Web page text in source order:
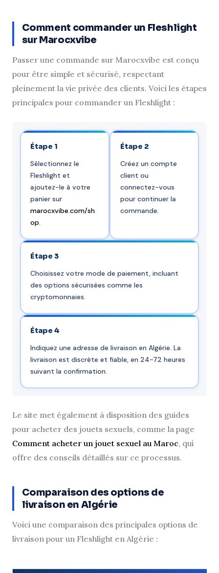
Comment commander un Fleshlight
sur Marocxvibe
Passer une commande sur Marocxvibe est conçu
pour être simple et sécurisé, respectant
pleinement la vie privée des clients. Voici les étapes
principales pour commander un Fleshlight :
Étape 1
Sélectionnez le
Fleshlight et
ajoutez-le à votre
panier sur
marocxvibe.com/sh
op.
Étape 2
Créez un compte
client ou
connectez-vous
pour continuer la
commande.
Étape 3
Choisissez votre mode de paiement, incluant
des options sécurisées comme les
cryptomonnaies.
Étape 4
Indiquez une adresse de livraison en Algérie. La
livraison est discrète et fiable, en 24-72 heures
suivant la confirmation.
Le site met également à disposition des guides
pour acheter des jouets sexuels, comme la page
Comment acheter un jouet sexuel au Maroc, qui
offre des conseils détaillés sur ce processus.
Comparaison des options de
livraison en Algérie
Voici une comparaison des principales options de
livraison pour un Fleshlight en Algérie :